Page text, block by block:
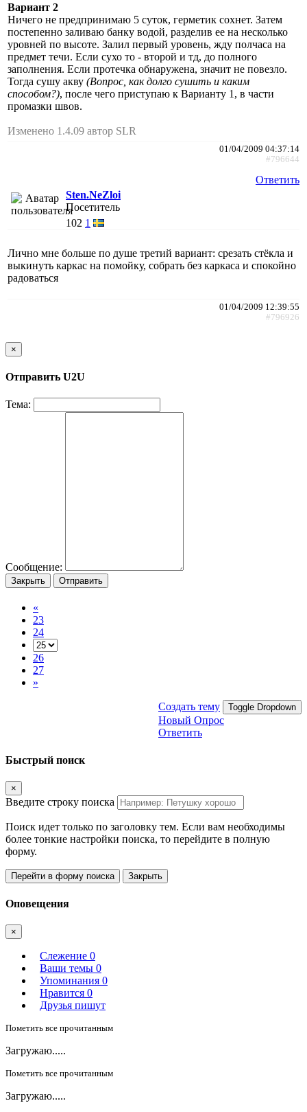
Вариант 2
Ничего не предпринимаю 5 суток, герметик сохнет. Затем
постепенно заливаю банку водой, разделив ее на несколько
уровней по высоте. Залил первый уровень, жду полчаса на
предмет течи. Если сухо то - второй и тд, до полного
заполнения. Если протечка обнаружена, значит не повезло.
Тогда сушу акву (Вопрос, как долго сушить и каким
способом?), после чего приступаю к Варианту 1, в части
промазки швов.
Изменено 1.4.09 автор SLR
01/04/2009 04:37:14
#796644
Ответить
Sten.NeZloi
Посетитель
102 1
Лично мне больше по душе третий вариант: срезать стёкла и
выкинуть каркас на помойку, собрать без каркаса и спокойно
радоваться
01/04/2009 12:39:55
#796926
×
Отправить U2U
Тема:
Сообщение:
Закрыть Отправить
«
23
24
26
27
»
Создать тему Toggle Dropdown
Новый Опрос
Ответить
Быстрый поиск
×
Введите строку поиска
Поиск идет только по заголовку тем. Если вам необходимы
более тонкие настройки поиска, то перейдите в полную
форму.
Перейти в форму поиска Закрыть
Оповещения
×
Слежение 0
Ваши темы 0
Упоминания 0
Нравится 0
Друзья пишут
Пометить все прочитанным
Загружаю.....
Пометить все прочитанным
Загружаю.....